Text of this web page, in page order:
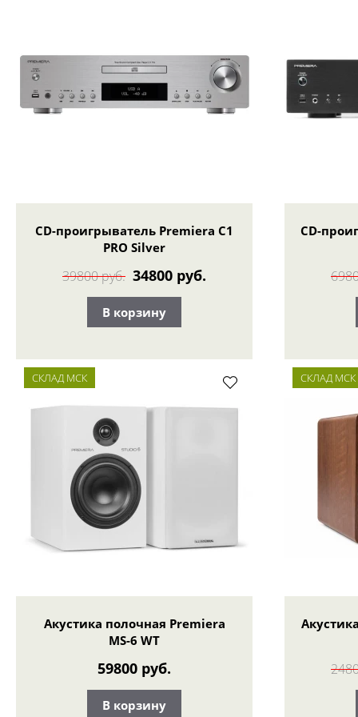
CD-проигрыватель Premiera C1
PRO Silver
39800 руб. 34800 руб.
В корзину
CD-
СКЛАД МСК
Акустика полочная Premiera
MS-6 WT
59800 руб.
В корзину
СКЛАД МСК